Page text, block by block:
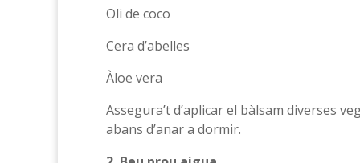
Oli de coco
Cera d’abelles
Àloe vera
Assegura’t d’aplicar el bàlsam diverses
abans d’anar a dormir.